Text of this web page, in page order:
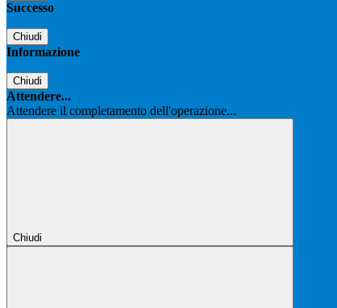
Successo
Chiudi
Informazione
Chiudi
Attendere...
Attendere il completamento dell'operazione...
Chiudi